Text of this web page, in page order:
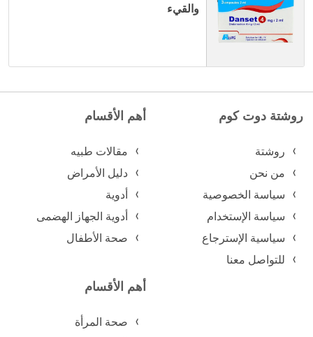
والقيء
روشتة دوت كوم
روشتة
من نحن
سياسة الخصوصية
سياسة الإستخدام
سياسية الإسترجاع
للتواصل معنا
أهم الأقسام
مقالات طبيه
دليل الأمراض
أدوية
أدوية الجهاز الهضمى
صحة الأطفال
أهم الأقسام
صحة المرأة